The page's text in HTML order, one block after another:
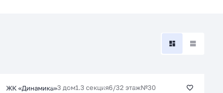
ЖК «Динамика»3 дом1.3 секция6/32 этаж№30